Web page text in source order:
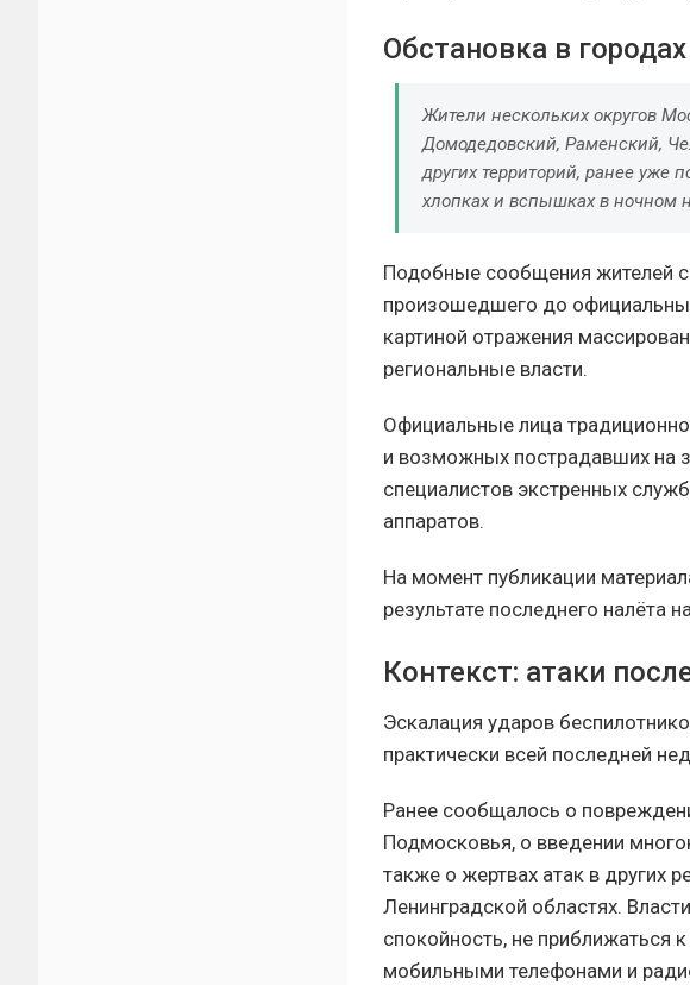
Обстановка в
Жители нескольких округов
Домодедовский, Раменский,
других территорий, ранее уже
хлопках и вспышках в ночном
Подобные сообщения жителей
произошедшего до
картиной отражения
региональные власти.
Официальные лица
и возможных пострадавших на
специалистов экстренных
аппаратов.
На момент публикации
результате последнего налёта
Контекст: атаки
Эскалация ударов
практически всей последней
Ранее сообщалось о
Подмосковья, о введении
также о жертвах атак в других
Ленинградской областях.
спокойность, не приближаться
мобильными телефонами и